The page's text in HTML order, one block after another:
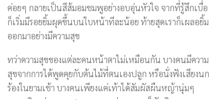
ค่อยๆ กลายเป็นสีส้มอมชมพูอย่างอบอุ่นหัวใจ จากที่รู้สึกเบื่อ
ก็เริ่มมีรอยยิ้มผุดขึ้นบนใบหน้าทีละน้อย ท้ายสุดเราก็เผลอยิ้ม
ออกมาอย่างมีความสุข
ทว่าความสุขของแต่ละคนหน้าตาไม่เหมือนกัน บางคนมีความ
สุขจากการได้พูดคุยกับต้นไม้ที่ตนเองปลูก หรือนั่งฟังเสียงนก
ร้องในยามเช้า บางคนเพียงแค่เท้าได้สัมผัสผืนหญ้านุ่มๆ